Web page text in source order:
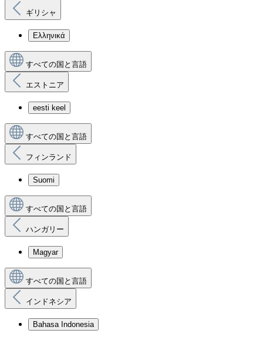
ギリシャ
Ελληνικά
すべての国と言語
エストニア
eesti keel
すべての国と言語
フィンランド
Suomi
すべての国と言語
ハンガリー
Magyar
すべての国と言語
インドネシア
Bahasa Indonesia